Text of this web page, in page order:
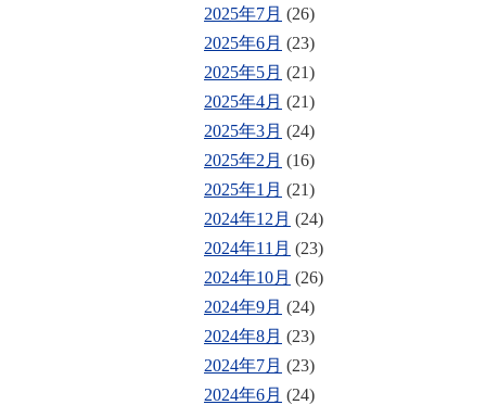
2025年7月 (26)
2025年6月 (23)
2025年5月 (21)
2025年4月 (21)
2025年3月 (24)
2025年2月 (16)
2025年1月 (21)
2024年12月 (24)
2024年11月 (23)
2024年10月 (26)
2024年9月 (24)
2024年8月 (23)
2024年7月 (23)
2024年6月 (24)